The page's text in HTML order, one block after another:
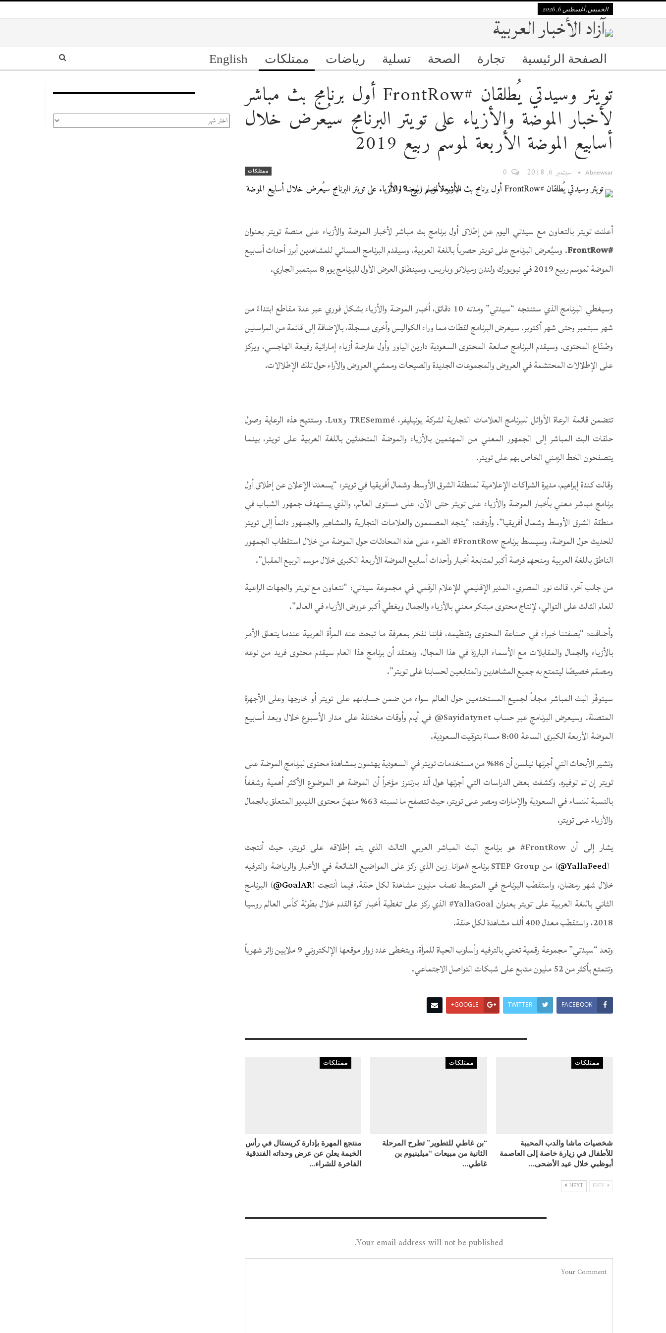
الخميس, أغسطس 6, 2026
الصفحة الرئيسية تجارة الصحة تسلية رياضات ممتلكات English
تويتر وسيدتي يُطلقان #FrontRow أول برنامج بث مباشر
لأخبار الموضة والأزياء على تويتر البرنامج سيُعرض خلال
أسابيع الموضة الأربعة لموسم ربيع 2019
ممتلكات Abnewsar سبتمبر 6, 2018
أعلنت تويتر بالتعاون مع سيدتي اليوم عن إطلاق أول برنامج بث مباشر لأخبار الموضة والأزياء على منصة تويتر بعنوان
#
FrontRow. وسيُعرض البرنامج على تويتر حصرياً باللغة العربية، وسيقدم البرنامج المسائي للمشاهدين أبرز أحداث أسابيع
الموضة لموسم ربيع 2019 في نيويورك ولندن وميلانو وباريس. وسينطلق العرض الأول للبرنامج يوم 8 سبتمبر الجاري.
وسيغطي البرنامج الذي ستنتجه “سيدتي” ومدته 10 دقائق، أخبار الموضة والأزياء بشكل فوري عبر عدة مقاطع ابتداءً من
شهر سبتمبر وحتى شهر أكتوبر. سيعرض البرنامج لقطات مما وراء الكواليس وأخرى مسجلة، بالإضافة إلى قائمة من المراسلين
وصُنّاع المحتوى. وسيقدم البرنامج صانعة المحتوى السعودية دارين الياور وأول عارضة أزياء إماراتية رفيعة الهاجسي، ويركز
على الإطلالات المحتشمة في العروض والمجموعات الجديدة والصيحات وممشي العروض والآراء حول تلك الإطلالات.
تتضمن قائمة الرعاة الأوائل للبرنامج العلامات التجارية لشركة يونيليفر، TRESemmé وLux. وستتيح هذه الرعاية وصول
حلقات البث المباشر إلى الجمهور المعني من المهتمين بالأزياء والموضة المتحدثين باللغة العربية على تويتر، بينما
يتصفحون الخط الزمني الخاص بهم على تويتر.
وقالت كندة إبراهيم، مديرة الشراكات الإعلامية لمنطقة الشرق الأوسط وشمال أفريقيا في تويتر: “يسعدنا الإعلان عن إطلاق أول
برنامج مباشر معني بأخبار الموضة والأزياء على تويتر حتى الآن، على مستوى العالم، والذي يستهدف جمهور الشباب في
منطقة الشرق الأوسط وشمال أفريقيا”. وأردفت: “يتجه المصممون والعلامات التجارية والمشاهير والجمهور دائماً إلى تويتر
للحديث حول الموضة، وسيسلط برنامج FrontRow# الضوء على هذه المحادثات حول الموضة من خلال استقطاب الجمهور
الناطق باللغة العربية ومنحهم فرصة أكبر لمتابعة أخبار وأحداث أسابيع الموضة الأربعة الكبرى خلال موسم الربيع المقبل”.
من جانب آخر، قالت نور المصري، المدير الإقليمي للإعلام الرقمي في مجموعة سيدتي: “نتعاون مع تويتر والجهات الراعية
للعام الثالث على التوالي، لإنتاج محتوى مبتكر معني بالأزياء والجمال ويغطي أكبر عروض الأزياء في العالم”.
وأضافت: “بصفتنا خبراء في صناعة المحتوى وتنظيمه، فإننا نفخر بمعرفة ما تبحث عنه المرأة العربية عندما يتعلق الأمر
بالأزياء والجمال والمقابلات مع الأسماء البارزة في هذا المجال، ونعتقد أن برنامج هذا العام سيقدم محتوى فريد من نوعه
ومصمّم خصيصًا ليتمتع به جميع المشاهدين والمتابعين لحسابنا على تويتر”.
سيتوفّر البث المباشر مجاناً لجميع المستخدمين حول العالم سواء من ضمن حساباتهم على تويتر أو خارجها وعلى الأجهزة
المتصلة. وسيعرض البرنامج عبر حساب Sayidatynet@ في أيام وأوقات مختلفة على مدار الأسبوع خلال وبعد أسابيع
الموضة الأربعة الكبرى الساعة 8:00 مساءً بتوقيت السعودية.
وتشير الأبحاث التي أجرتها نيلسن أن 86% من مستخدمات تويتر في السعودية يهتمون بمشاهدة محتوى لبرنامج الموضة على
تويتر إن تم توفيره. وكشفت بعض الدراسات التي أجرتها هول آند بارتنرز مؤخراً أن الموضة هو الموضوع الأكثر أهمية وشغفاً
بالنسبة للنساء في السعودية والإمارات ومصر على تويتر، حيث تتصفح ما نسبته 63% منهنّ محتوى الفيديو المتعلق بالجمال
والأزياء على تويتر.
يشار إلى أن FrontRow# هو برنامج البث المباشر العربي الثالث الذي يتم إطلاقه على تويتر. حيث أنتجت
(
YallaFeed@
) من STEP Group برنامج #هوانا_زين الذي ركز على المواضيع الشائعة في الأخبار والرياضة والترفيه
خلال شهر رمضان، واستقطب البرنامج في المتوسط نصف مليون مشاهدة لكل حلقة. فيما أنتجت (GoalAR@ ) البرنامج
الثاني باللغة العربية على تويتر بعنوان YallaGoal# الذي ركز على تغطية أخبار كرة القدم خلال بطولة كأس العالم روسيا
2018، واستقطب معدل 400 ألف مشاهدة لكل حلقة.
وتعد “سيدتي” مجموعة رقمية تعني بالترفيه وأسلوب الحياة للمرأة، ويتخطى عدد زوار موقعها الإلكتروني 9 ملايين زائر شهرياً
وتتمتع بأكثر من 52 مليون متابع على شبكات التواصل الاجتماعي.
FACEBOOK
TWITTER
GOOGLE+
ممتلكات
شخصيات ماشا والدب المحببة
للأطفال في زيارة خاصة إلى العاصمة
أبوظبي خلال عيد الأضحى…
ممتلكات
“بن غاطي للتطوير” تطرح المرحلة
الثانية من مبيعات “ميلينيوم بن
غاطي…
ممتلكات
منتجع المهرة بإدارة كريستال في رأس
الخيمة يعلن عن عرض وحداته الفندقية
الفاخرة للشراء…
NEXT
Your email address will not be published.
الأرشيف